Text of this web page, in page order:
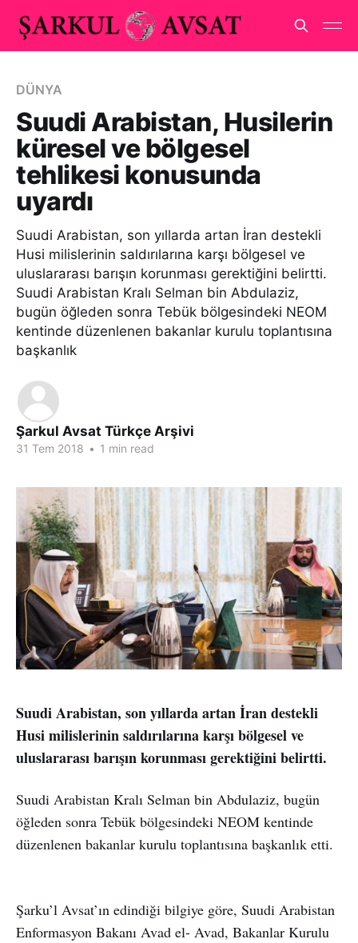
DÜNYA
Suudi Arabistan, Husilerin
küresel ve bölgesel
tehlikesi konusunda
uyardı
Suudi Arabistan, son yıllarda artan İran destekli
Husi milislerinin saldırılarına karşı bölgesel ve
uluslararası barışın korunması gerektiğini belirtti.
Suudi Arabistan Kralı Selman bin Abdulaziz,
bugün öğleden sonra Tebük bölgesindeki NEOM
kentinde düzenlenen bakanlar kurulu toplantısına
başkanlık
Şarkul Avsat Türkçe Arşivi
31 Tem 2018 • 1 min read
Suudi Arabistan, son yıllarda artan İran destekli
Husi milislerinin saldırılarına karşı bölgesel ve
uluslararası barışın korunması gerektiğini belirtti.
Suudi Arabistan Kralı Selman bin Abdulaziz, bugün
öğleden sonra Tebük bölgesindeki NEOM kentinde
düzenlenen bakanlar kurulu toplantısına başkanlık etti.
Şarku’l Avsat’ın edindiği bilgiye göre, Suudi Arabistan
Enformasyon Bakanı Avad el- Avad, Bakanlar Kurulu